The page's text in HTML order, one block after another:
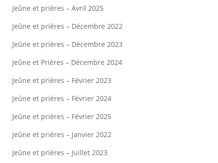
Jeûne et prières – Avril 2025
Jeûne et prières – Décembre 2022
Jeûne et prières – Décembre 2023
Jeûne et Prières – Décembre 2024
Jeûne et prières – Février 2023
Jeûne et prières – Février 2024
Jeûne et prières – Février 2025
Jeûne et prières – Janvier 2022
Jeûne et prières – Juillet 2023